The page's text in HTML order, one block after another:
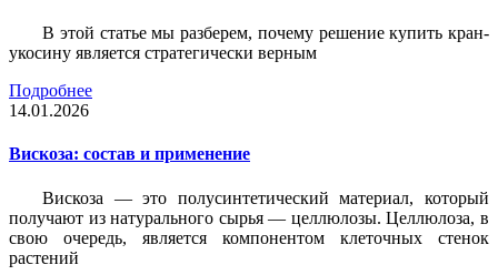
В этой статье мы разберем, почему решение купить кран-
укосину является стратегически верным
Подробнее
14.01.2026
Вискоза: состав и применение
Вискоза — это полусинтетический материал, который
получают из натурального сырья — целлюлозы. Целлюлоза, в
свою очередь, является компонентом клеточных стенок
растений